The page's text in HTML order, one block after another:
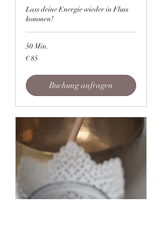
Lass deine Energie wieder in Fluss
kommen!
50 Min.
85
Euro
€ 85
Buchung anfragen